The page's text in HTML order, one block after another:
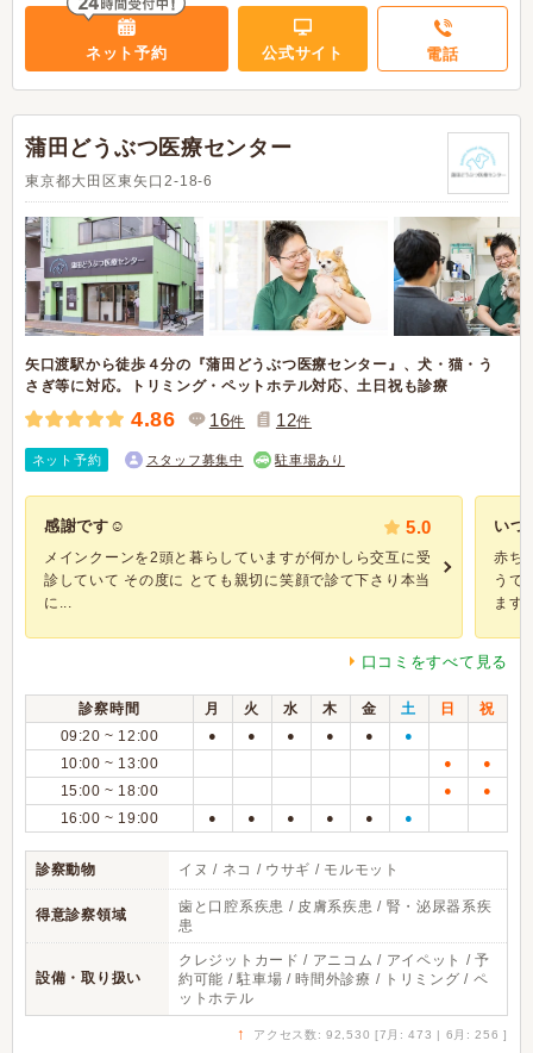
ネット予約 公式サイト 電話
蒲田どうぶつ医療センター
東京都大田区東矢口2-18-6
矢口渡駅から徒歩４分の『蒲田どうぶつ医療センター』、犬・猫・う
さぎ等に対応。トリミング・ペットホテル対応、土日祝も診療
4.86 16件 12件
ネット予約 スタッフ募集中 駐車場あり
感謝です☺️ 5.0
メインクーンを2頭と暮らしていますが何かしら交互に受
診していて その度に とても親切に笑顔で診て下さり本当
に...
いつ
赤ち
うで
ます
口コミをすべて見る
診察時間 月 火 水 木 金 土 日
祝
09:20 ~ 12:00
● ● ● ● ● ●
10:00 ~ 13:00 ● ●
15:00 ~ 18:00 ● ●
16:00 ~ 19:00 ● ● ● ● ● ●
診察動物 イヌ / ネコ / ウサギ / モルモット
得意診察領域
歯と口腔系疾患 / 皮膚系疾患 / 腎・泌尿器系疾
患
設備・取り扱い
クレジットカード / アニコム / アイペット / 予
約可能 / 駐車場 / 時間外診療 / トリミング / ペ
ットホテル
↑ アクセス数: 92,530 [7月: 473 | 6月: 256 ]